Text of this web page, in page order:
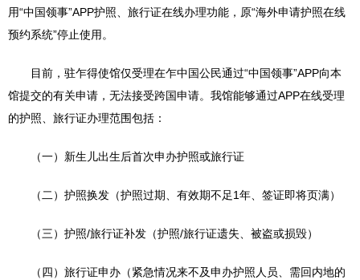
用“中国领事”APP护照、旅行证在线办理功能，原“海外申请护照在线
预约系统”停止使用。
目前，驻乍得使馆仅受理在乍中国公民通过“中国领事”APP向本
馆提交的有关申请，无法接受跨国申请。我馆能够通过APP在线受理
的护照、旅行证办理范围包括：
（一）新生儿出生后首次申办护照或旅行证
（二）护照换发（护照过期、有效期不足1年、签证即将页满）
（三）护照/旅行证补发（护照/旅行证遗失、被盗或损毁）
（四）旅行证申办（紧急情况来不及申办护照人员、需回内地的